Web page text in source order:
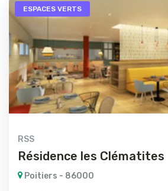
ESPACES VERTS
RSS
Résidence les Clématites
Poitiers - 86000